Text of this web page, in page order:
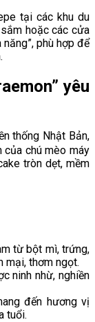
tại các khu du
hoặc các cửa
phù hợp để
yêu
thống Nhật Bản,
của chú mèo máy
tròn dẹt, mềm
từ bột mì, trứng,
mại, thơm ngọt.
ninh nhừ, nghiền
đến hương vị
tuổi.